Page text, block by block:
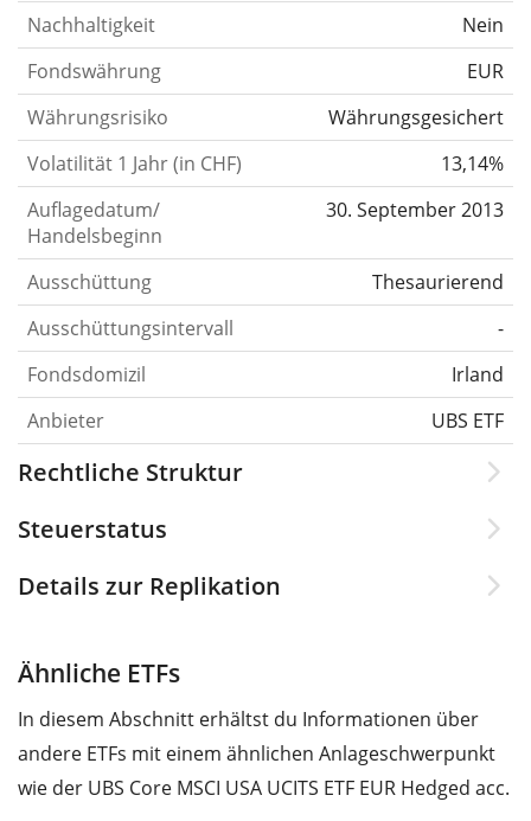
Nachhaltigkeit
Nein
Fondswährung
EUR
Währungsrisiko
Währungsgesichert
Volatilität 1 Jahr (in CHF)
13,14%
Auflagedatum/
Handelsbeginn
30. September 2013
Ausschüttung
Thesaurierend
Ausschüttungsintervall
-
Fondsdomizil
Irland
Anbieter
UBS ETF
Rechtliche Struktur
Steuerstatus
Details zur Replikation
Ähnliche ETFs
In diesem Abschnitt erhältst du Informationen über
andere ETFs mit einem ähnlichen Anlageschwerpunkt
wie der UBS Core MSCI USA UCITS ETF EUR Hedged acc.